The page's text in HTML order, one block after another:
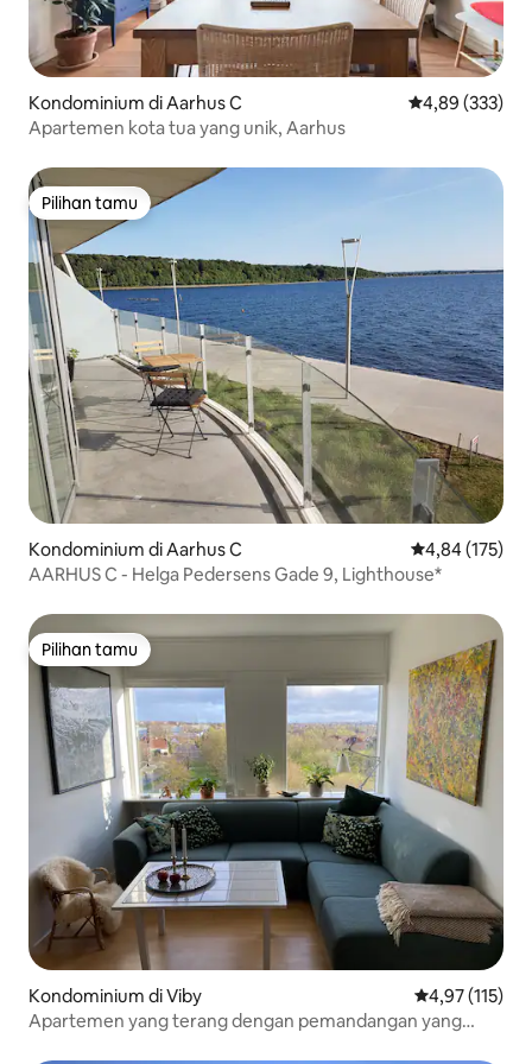
Kondominium di Aarhus C Nilai rata-rata
4,89 (333)
Apartemen kota tua yang unik, Aarhus
Pilihan tamu
Pilihan tamu
Kondominium di Aarhus C Nilai rata-rata
4,84 (175)
AARHUS C - Helga Pedersens Gade 9, Lighthouse*
Pilihan tamu
Pilihan tamu
Kondominium di Viby Nilai rata-rata
4,97 (115)
Apartemen yang terang dengan pemandangan yang